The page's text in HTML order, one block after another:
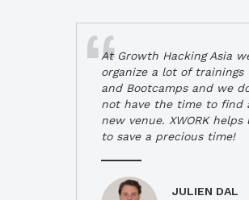
At Growth Hacking Asia
organize a lot of trainings
and Bootcamps and we
not have the time to find
new venue. XWORK helps
to save a precious time!
JULIEN DAL